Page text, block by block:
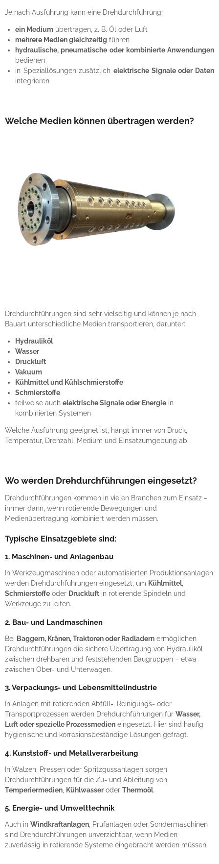
Je nach Ausführung kann eine Drehdurchführung:
ein Medium übertragen, z. B. Öl oder Luft
mehrere Medien gleichzeitig führen
hydraulische, pneumatische oder kombinierte Anwendungen
bedienen
in Speziallösungen zusätzlich elektrische Signale oder Daten
integrieren
Welche Medien können übertragen werden?
Drehdurchführungen sind sehr vielseitig und können je nach
Bauart unterschiedliche Medien transportieren, darunter:
Hydrauliköl
Wasser
Druckluft
Vakuum
Kühlmittel und Kühlschmierstoffe
Schmierstoffe
teilweise auch elektrische Signale oder Energie in
kombinierten Systemen
Welche Ausführung geeignet ist, hängt immer von Druck,
Temperatur, Drehzahl, Medium und Einsatzumgebung ab.
Wo werden Drehdurchführungen eingesetzt?
Drehdurchführungen kommen in vielen Branchen zum Einsatz –
immer dann, wenn rotierende Bewegungen und
Medienübertragung kombiniert werden müssen.
Typische Einsatzgebiete sind:
1. Maschinen- und Anlagenbau
In Werkzeugmaschinen oder automatisierten Produktionsanlagen
werden Drehdurchführungen eingesetzt, um Kühlmittel,
Schmierstoffe oder Druckluft in rotierende Spindeln und
Werkzeuge zu leiten.
2. Bau- und Landmaschinen
Bei Baggern, Kränen, Traktoren oder Radladern ermöglichen
Drehdurchführungen die sichere Übertragung von Hydrauliköl
zwischen drehbaren und feststehenden Baugruppen – etwa
zwischen Ober- und Unterwagen.
3. Verpackungs- und Lebensmittelindustrie
In Anlagen mit rotierenden Abfüll-, Reinigungs- oder
Transportprozessen werden Drehdurchführungen für Wasser,
Luft oder spezielle Prozessmedien eingesetzt. Hier sind häufig
hygienische und korrosionsbeständige Lösungen gefragt.
4. Kunststoff- und Metallverarbeitung
In Walzen, Pressen oder Spritzgussanlagen sorgen
Drehdurchführungen für die Zu- und Ableitung von
Temperiermedien
Kühlwasseroder Thermoöl.
5. Energie- und Umwelttechnik
Auch in Windkraftanlagen , Prüfanlagen oder Sondermaschinen
sind Drehdurchführungen unverzichtbar, wenn Medien
zuverlässig in rotierende Systeme eingebracht werden müssen.